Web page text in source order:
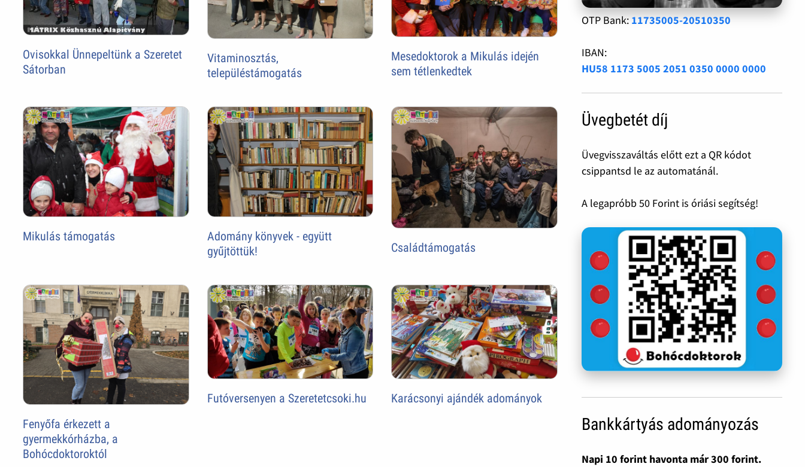
Ovisokkal Ünnepeltünk a Szeretet
Sátorban
Vitaminosztás,
településtámogatás
Mesedoktorok a Mikulás idején
sem tétlenkedtek
Mikulás támogatás
Adomány könyvek - együtt
gyűjtöttük!
Családtámogatás
Fenyőfa érkezett a
gyermekkórházba, a
Bohócdoktoroktól
Futóversenyen a Szeretetcsoki.hu Karácsonyi ajándék adományok
OTP Bank: 11735005-20510350
IBAN:
HU58 1173 5005 2051 0350 0000 0000
Üvegbetét díj
Üvegvisszaváltás előtt ezt a QR kódot
csippantsd le az automatánál.
A legapróbb 50 Forint is óriási segítség!
Bankkártyás adományozás
Napi 10 forint havonta már 300 forint.